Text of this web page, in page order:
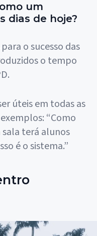
um
dias de hoje?
o sucesso das
o tempo
úteis em todas as
“Como
terá alunos
é o sistema.”